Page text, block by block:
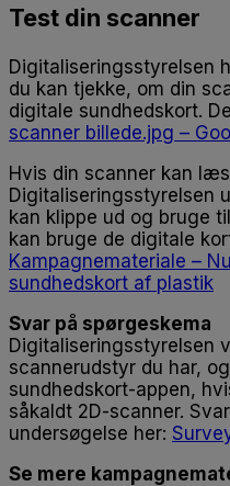
Test din scanner
Digitaliseringsstyrelsen
du kan tjekke, om din
digitale sundhedskort.
scanner billede.jpg –
Hvis din scanner kan
Digitaliseringsstyrelsen
kan klippe ud og bruge
kan bruge de digitale
Kampagnemateriale –
sundhedskort af plastik
Svar på spørgeskema
Digitaliseringsstyrelsen
scannerudstyr du har,
sundhedskort-appen,
såkaldt 2D-scanner.
undersøgelse her:
Se mere